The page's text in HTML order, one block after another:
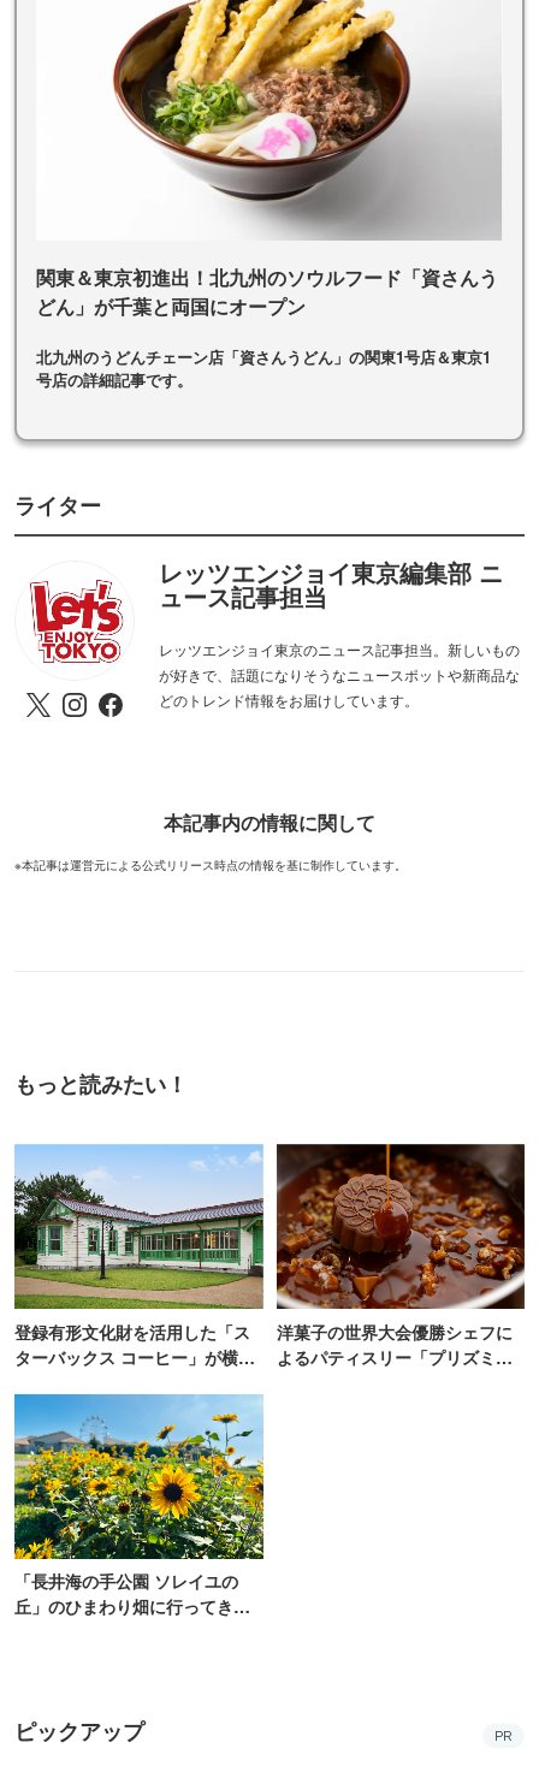
関東＆東京初進出！北九州のソウルフード「資さんう
どん」が千葉と両国にオープン
北九州のうどんチェーン店「資さんうどん」の関東1号店＆東京1
号店の詳細記事です。
ライター
レッツエンジョイ東京編集部 ニ
ュース記事担当
レッツエンジョイ東京のニュース記事担当。新しいもの
が好きで、話題になりそうなニュースポットや新商品な
どのトレンド情報をお届けしています。
本記事内の情報に関して
※本記事は運営元による公式リリース時点の情報を基に制作しています。
もっと読みたい！
登録有形文化財を活用した「ス
ターバックス コーヒー」が横
洋菓子の世界大会優勝シェフに
よるパティスリー「プリズミッ
「長井海の手公園 ソレイユの
丘」のひまわり畑に行ってき
ピックアップ PR